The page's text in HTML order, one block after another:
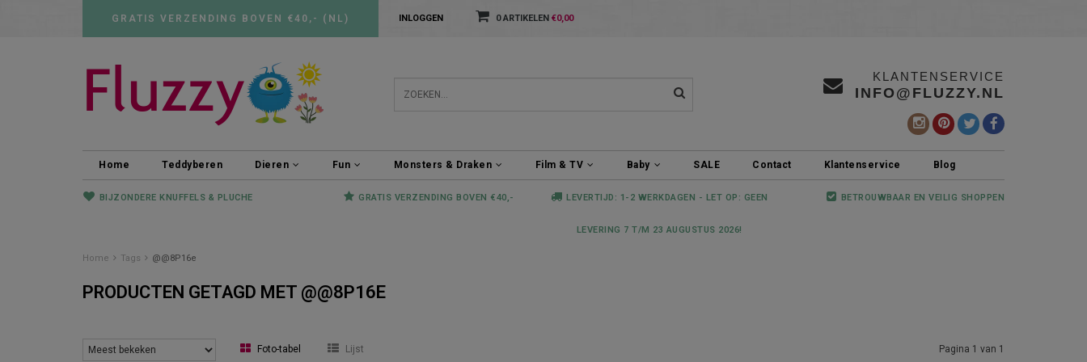
GRATIS VERZENDING BOVEN €40,- (NL) INLOGGEN 0 ARTIKELEN €0,00
KLANTENSERVICE
INFO@FLUZZY.NL
Home Teddyberen Dieren Fun Monsters & Draken Film & TV Baby SALE Contact Klantenservice Blog
BIJZONDERE KNUFFELS & PLUCHE GRATIS VERZENDING BOVEN €40,- LEVERTIJD: 1-2 WERKDAGEN - LET OP: GEEN
LEVERING 7 T/M 23 AUGUSTUS 2026!
BETROUWBAAR EN VEILIG SHOPPEN
Home Tags @@8P16e
PRODUCTEN GETAGD MET @@8P16E
Foto-tabel Lijst Pagina 1 van 1